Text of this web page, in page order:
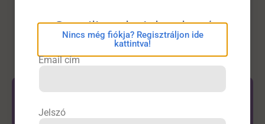
eConsilium bejelentkezés
Nincs még fiókja? Regisztráljon ide
kattintva!
Email cím
Jelszó